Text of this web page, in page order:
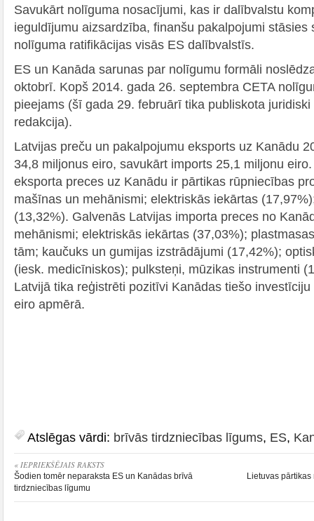
Savukārt nolīguma nosacījumi, kas ir dalībvalstu
ieguldījumu aizsardzība, finanšu pakalpojumi stāsies
nolīguma ratifikācijas visās ES dalībvalstīs.
ES un Kanāda sarunas par nolīgumu formāli
oktobrī. Kopš 2014. gada 26. septembra CETA
pieejams (šī gada 29. februārī tika publiskota
redakcija).
Latvijas preču un pakalpojumu eksports uz Kanādu
34,8 miljonus eiro, savukārt imports 25,1 miljonu
eksporta preces uz Kanādu ir pārtikas rūpniecības
mašīnas un mehānismi; elektriskās iekārtas
(13,32%). Galvenās Latvijas importa preces no
mehānismi; elektriskās iekārtas (37,03%);
tām; kaučuks un gumijas izstrādājumi (17,42%);
(iesk. medicīniskos); pulksteņi, mūzikas instrumenti
Latvijā tika reģistrēti pozitīvi Kanādas tiešo
eiro apmērā.
Atslēgas vārdi: brīvās tirdzniecības līgums, ES,
« IEPRIEKŠĒJAIS RAKSTS
Šodien tomēr neparaksta ES un Kanādas brīvā
tirdzniecības līgumu
Lietuvas